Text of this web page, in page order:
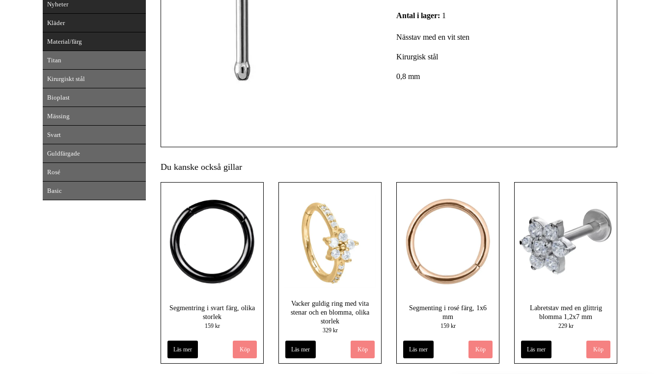
Nyheter
Kläder
Material/färg
Titan
Kirurgiskt stål
Bioplast
Mässing
Svart
Guldfärgade
Rosé
Basic
Antal i lager: 1
Nässtav med en vit sten
Kirurgisk stål
0,8 mm
Du kanske också gillar
Segmentring i svart färg, olika
storlek
159 kr
Läs mer Köp
Vacker guldig ring med vita
stenar och en blomma, olika
storlek
329 kr
Läs mer Köp
Segmenting i rosé färg, 1x6
mm
159 kr
Läs mer Köp
Labretstav med en glittrig
blomma 1,2x7 mm
229 kr
Läs mer